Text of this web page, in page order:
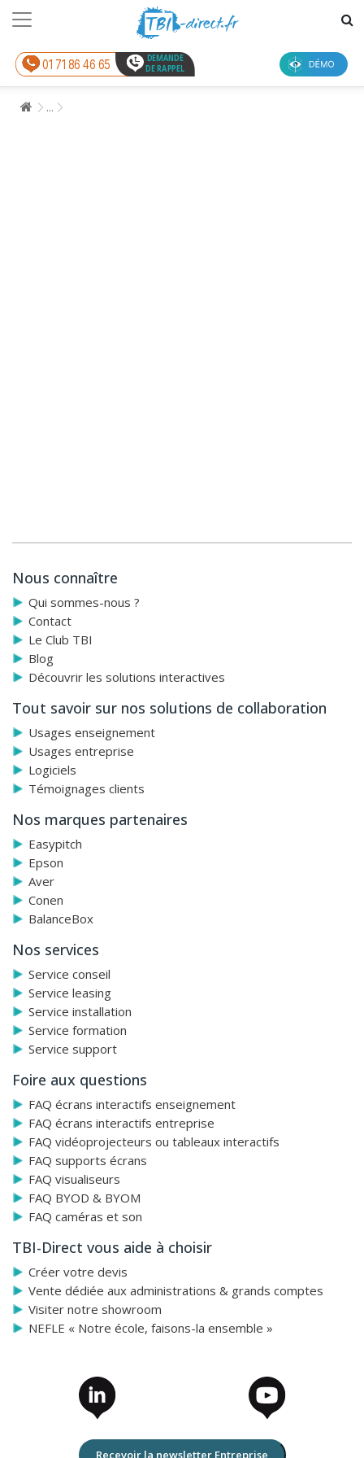
01 71 86 46 65
DEMANDE
DE RAPPEL
...
Nous connaître
Qui sommes-nous ?
Contact
Le Club TBI
Blog
Découvrir les solutions interactives
Tout savoir sur nos solutions de collaboration
Usages enseignement
Usages entreprise
Logiciels
Témoignages clients
Nos marques partenaires
Easypitch
Epson
Aver
Conen
BalanceBox
Nos services
Service conseil
Service leasing
Service installation
Service formation
Service support
Foire aux questions
FAQ écrans interactifs enseignement
FAQ écrans interactifs entreprise
FAQ vidéoprojecteurs ou tableaux interactifs
FAQ supports écrans
FAQ visualiseurs
FAQ BYOD & BYOM
FAQ caméras et son
TBI-Direct vous aide à choisir
Créer votre devis
Vente dédiée aux administrations & grands comptes
Visiter notre showroom
NEFLE « Notre école, faisons-la ensemble »
Recevoir la newsletter Entreprise